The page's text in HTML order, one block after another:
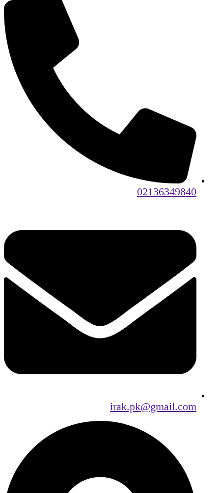
02136349840
irak.pk@gmail.com